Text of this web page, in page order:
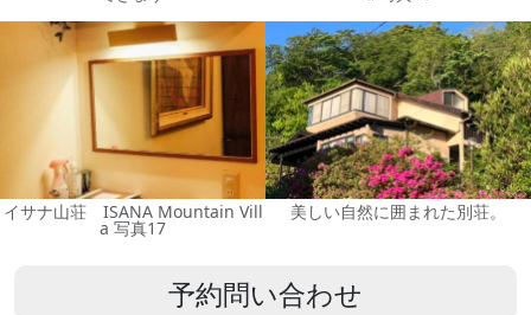
イサナ山荘 ISANA Mountain Vill
a 写真17
美しい自然に囲まれた別荘。
予約問い合わせ